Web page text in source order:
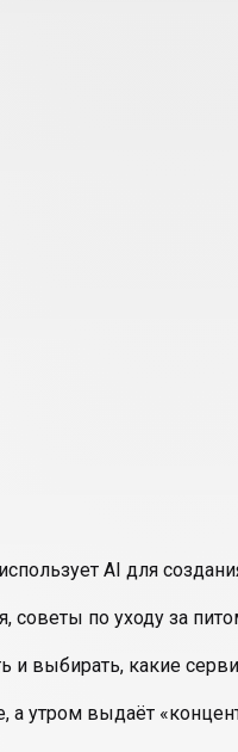
AI для
по уходу за
и выбирать, какие
утром выдаёт